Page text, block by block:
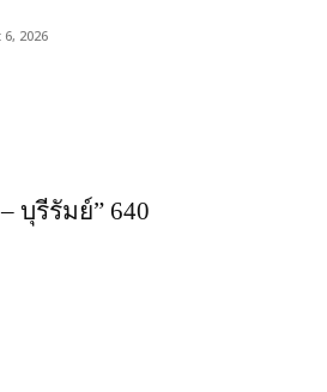
2026
บุรีรัมย์” 640